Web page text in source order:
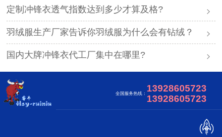
定制冲锋衣透气指数达到多少才算及格?
羽绒服生产厂家告诉你羽绒服为什么会有钻绒？
国内大牌冲锋衣代工厂集中在哪里?
全国服务热线： 13928605723
13928605723